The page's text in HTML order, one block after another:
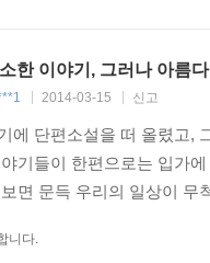
울을 고양이 먹이를 주며
때의 내 모습이 내 마음
한순간에 달빛처럼 스며들
밤, 문득 올려다본 서쪽
한 이야기, 그러나 아름
2014-03-15 신고
에 단편소설을 떠 올렸고,
기들이 한편으로는 입가
면 문득 우리의 일상이
니다.